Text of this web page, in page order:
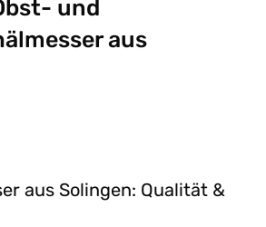
und
aus
aus Solingen: Qualität &